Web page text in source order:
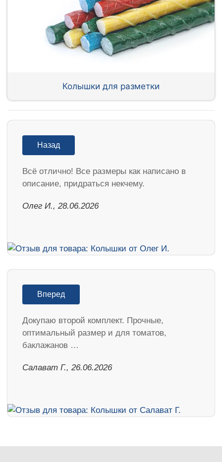
Колышки для разметки
Назад
Всё отлично! Все размеры как написано в
описание, придраться некчему.
Олег И., 28.06.2026
Вперед
Докупаю второй комплект. Прочные,
оптимальный размер и для томатов,
баклажанов …
Салават Г., 26.06.2026